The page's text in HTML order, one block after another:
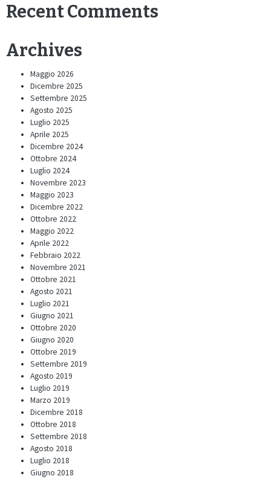
Recent Comments
Archives
Maggio 2026
Dicembre 2025
Settembre 2025
Agosto 2025
Luglio 2025
Aprile 2025
Dicembre 2024
Ottobre 2024
Luglio 2024
Novembre 2023
Maggio 2023
Dicembre 2022
Ottobre 2022
Maggio 2022
Aprile 2022
Febbraio 2022
Novembre 2021
Ottobre 2021
Agosto 2021
Luglio 2021
Giugno 2021
Ottobre 2020
Giugno 2020
Ottobre 2019
Settembre 2019
Agosto 2019
Luglio 2019
Marzo 2019
Dicembre 2018
Ottobre 2018
Settembre 2018
Agosto 2018
Luglio 2018
Giugno 2018